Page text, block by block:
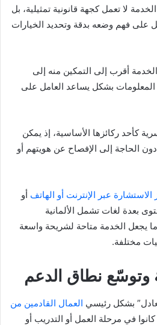
لا تعمل كجهة قانونية تمثيلية، بل
على فهم وضعه بدقة وتحديد الخيارات
أقرب إلى التمكين منه إلى
المعلومات بشكل يساعد العامل على
كأحد ركائزها الأساسية، إذ يمكن
الحاجة إلى الإفصاح عن هويتهم أو
الاستشارة عبر الإنترنت أو الهاتف أو
بعدة لغات تشمل الألمانية
ما يجعل الخدمة متاحة لشريحة واسعة
مختلفة.
وتوسّع نطاق الدعم
بشكل رئيسي العمال القادمين من
في مرحلة العمل أو التدريب أو